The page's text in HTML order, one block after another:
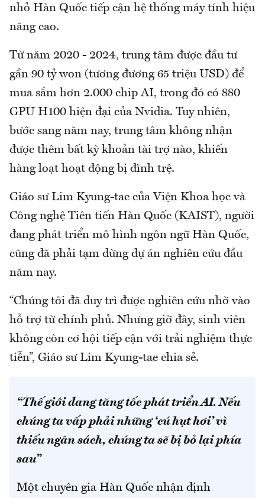
nhỏ Hàn Quốc tiếp cận hệ thống máy tính hiệu
năng cao.
Từ năm 2020 - 2024, trung tâm được đầu tư
gần 90 tỷ won (tương đương 65 triệu USD) để
mua sắm hơn 2.000 chip AI, trong đó có 880
GPU H100 hiện đại của Nvidia. Tuy nhiên,
bước sang năm nay, trung tâm không nhận
được thêm bất kỳ khoản tài trợ nào, khiến
hàng loạt hoạt động bị đình trệ.
Giáo sư Lim Kyung-tae của Viện Khoa học và
Công nghệ Tiên tiến Hàn Quốc (KAIST), người
đang phát triển mô hình ngôn ngữ Hàn Quốc,
cũng đã phải tạm dừng dự án nghiên cứu đầu
năm nay.
“Chúng tôi đã duy trì được nghiên cứu nhờ vào
hỗ trợ từ chính phủ. Nhưng giờ đây, sinh viên
không còn cơ hội tiếp cận với trải nghiệm thực
tiễn”, Giáo sư Lim Kyung-tae chia sẻ.
“Thế giới đang tăng tốc phát triển AI. Nếu
chúng ta vấp phải những ‘cú hụt hơi’ vì
thiếu ngân sách, chúng ta sẽ bị bỏ lại phía
sau”
Một chuyên gia Hàn Quốc nhận định